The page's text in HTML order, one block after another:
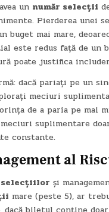
un număr selecții
Pierderea
mai mare,
este redus față de
poate justifica
dacă pariați pe un
meciuri
de a paria pe mai
suplimentare
constante.
al
selecțiilor și
mare (peste 5), ar